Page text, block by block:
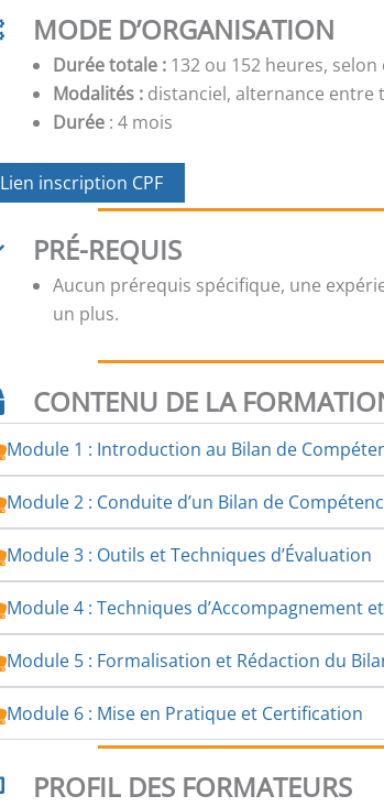
MODE D’ORGANISATION
Durée totale : 132 ou 152 heures,
Modalités : distanciel, alternance entre
Durée : 4 mois
Lien inscription CPF
PRÉ-REQUIS
Aucun prérequis spécifique, une
un plus.
CONTENU DE LA
Module 1 : Introduction au Bilan de
Module 2 : Conduite d’un Bilan de
Module 3 : Outils et Techniques d’Évaluation
Module 4 : Techniques d’Accompagnement
Module 5 : Formalisation et Rédaction du
Module 6 : Mise en Pratique et Certification
PROFIL DES FORMATEURS